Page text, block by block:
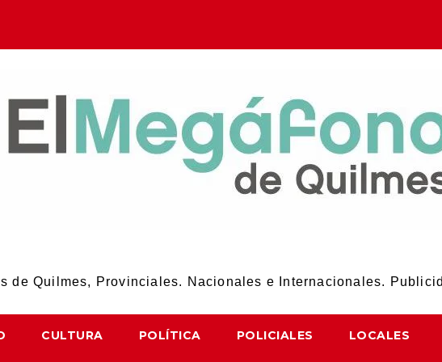
de Quilmes, Provinciales. Nacionales e Internacionales.
CULTURA POLÍTICA POLICIALES LOCALES